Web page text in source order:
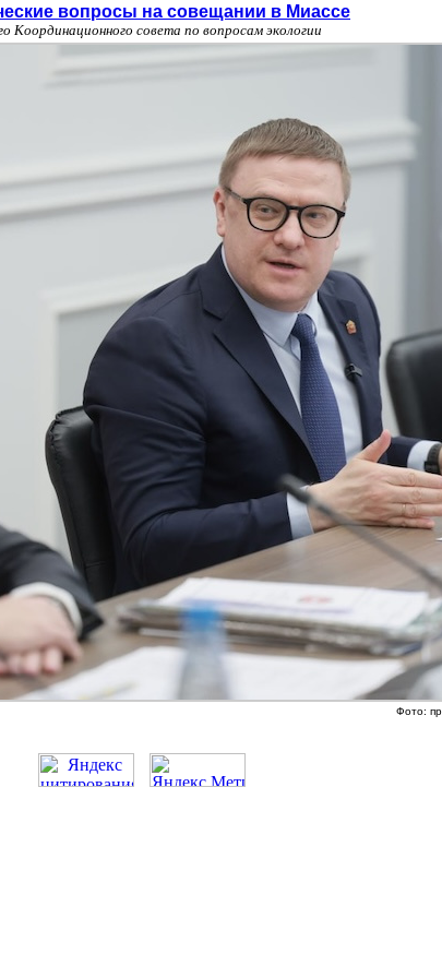
вопросы на совещании в Миассе
Координационного совета по вопросам экологии
Фото: